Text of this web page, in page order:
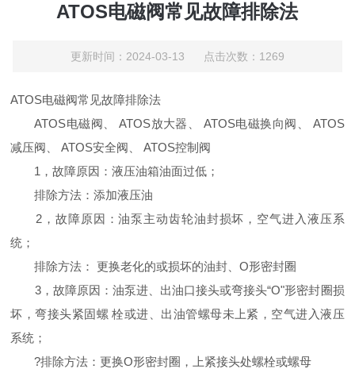
ATOS电磁阀常见故障排除法
更新时间：2024-03-13 点击次数：1269
ATOS电磁阀常见故障排除法
ATOS电磁阀、 ATOS放大器、 ATOS电磁换向阀、 ATOS
减压阀、 ATOS安全阀、 ATOS控制阀
1，故障原因：液压油箱油面过低；
排除方法：添加液压油
2，故障原因：油泵主动齿轮油封损坏，空气进入液压系
统；
排除方法： 更换老化的或损坏的油封、O形密封圈
3，故障原因：油泵进、出油口接头或弯接头“O"形密封圈损
坏，弯接头紧固螺 栓或进、出油管螺母未上紧，空气进入液压
系统；
?排除方法：更换O形密封圈，上紧接头处螺栓或螺母